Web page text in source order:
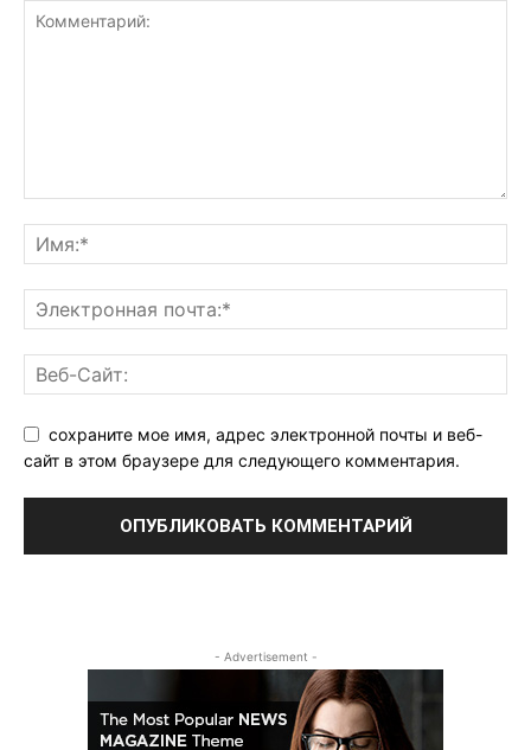
сохраните мое имя, адрес электронной почты и веб-
сайт в этом браузере для следующего комментария.
- Advertisement -